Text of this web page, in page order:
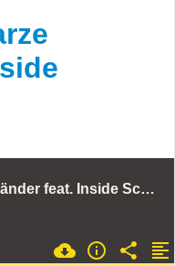
#278 Der schwarze Ständer feat. Inside Schalke